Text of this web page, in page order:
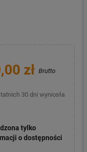
zł Brutto
30 dni wyniosła
tylko
o dostępności